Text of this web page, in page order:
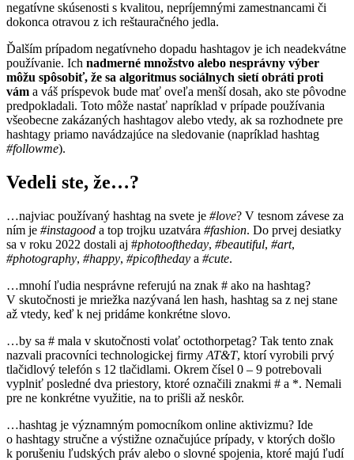
negatívne skúsenosti s kvalitou, nepríjemnými zamestnancami či
dokonca otravou z ich reštauračného jedla.
Ďalším prípadom negatívneho dopadu hashtagov je ich neadekvátne
používanie. Ich nadmerné množstvo alebo nesprávny výber
môžu spôsobiť, že sa algoritmus sociálnych sietí obráti proti
vám a váš príspevok bude mať oveľa menší dosah, ako ste pôvodne
predpokladali. Toto môže nastať napríklad v prípade používania
všeobecne zakázaných hashtagov alebo vtedy, ak sa rozhodnete pre
hashtagy priamo navádzajúce na sledovanie (napríklad hashtag
#followme).
Vedeli ste, že…?
…najviac používaný hashtag na svete je #love? V tesnom závese za
ním je #instagood a top trojku uzatvára #fashion. Do prvej desiatky
sa v roku 2022 dostali aj #photooftheday, #beautiful, #art,
#photography, #happy, #picoftheday a #cute.
…mnohí ľudia nesprávne referujú na znak # ako na hashtag?
V skutočnosti je mriežka nazývaná len hash, hashtag sa z nej stane
až vtedy, keď k nej pridáme konkrétne slovo.
…by sa # mala v skutočnosti volať octothorpetag? Tak tento znak
nazvali pracovníci technologickej firmy AT&T, ktorí vyrobili prvý
tlačidlový telefón s 12 tlačidlami. Okrem čísel 0 – 9 potrebovali
vyplniť posledné dva priestory, ktoré označili znakmi # a *. Nemali
pre ne konkrétne využitie, na to prišli až neskôr.
…hashtag je významným pomocníkom online aktivizmu? Ide
o hashtagy stručne a výstižne označujúce prípady, v ktorých došlo
k porušeniu ľudských práv alebo o slovné spojenia, ktoré majú ľudí